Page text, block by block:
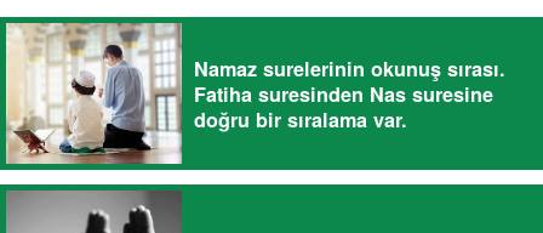
Namaz surelerinin okunuş sırası.
Fatiha suresinden Nas suresine
doğru bir sıralama var.